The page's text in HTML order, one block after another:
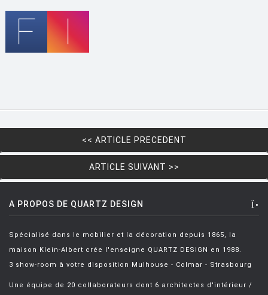
GUBI
HOUE
INGO MAURER
KETTAL
KNOLL
KRISTALIA
LA CHANCE
<< ARTICLE PRECEDENT
ARTICLE SUIVANT >>
A PROPOS DE QUARTZ DESIGN
Spécialisé dans le mobilier et la décoration depuis 1865, la
maison Klein-Albert crée l'enseigne QUARTZ DESIGN en 1988.
3 show-room à votre disposition Mulhouse - Colmar - Strasbourg
Une équipe de 20 collaborateurs dont 6 architectes d'intérieur /